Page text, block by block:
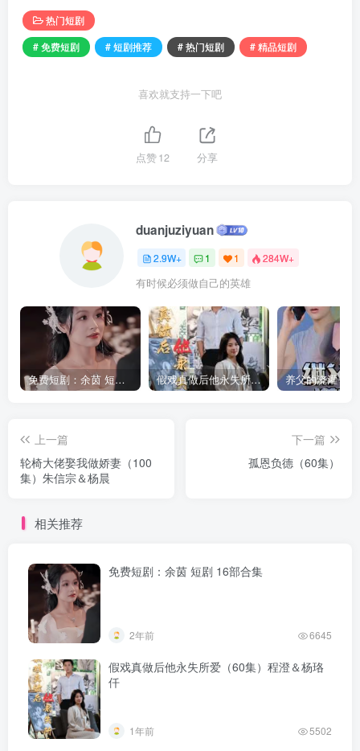
热门短剧
# 免费短剧
# 短剧推荐 # 热门短剧 # 精品短剧
喜欢就支持一下吧
点赞12 分享
duanjuziyuan
2.9W+ 1 1 284W+
有时候必须做自己的英雄
免费短剧：余茵 短剧 16部合集 假戏真做后他永失所爱（60集）程澄＆杨珞仟
上一篇
轮椅大佬娶我做娇妻（100
集）朱信宗＆杨晨
下一篇
孤恩负德（60集）
相关推荐
免费短剧：余茵 短剧 16部合集
2年前 6645
假戏真做后他永失所爱（60集）程澄＆杨珞
仟
1年前 5502